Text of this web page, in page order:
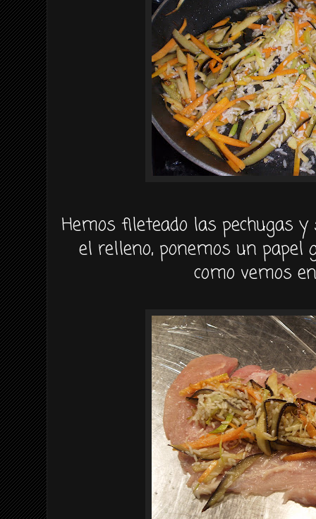
Hemos fileteado las pechugas
el relleno, ponemos un papel
como vemos